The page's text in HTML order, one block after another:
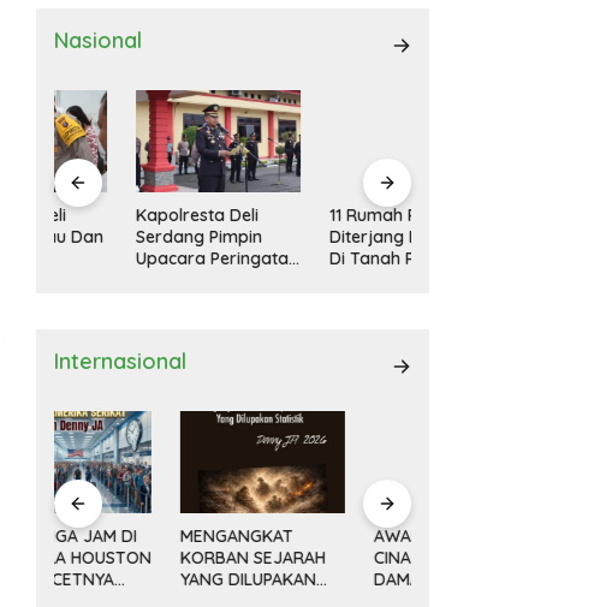
Nasional
Kapolresta Deli
Serdang Pimpin
Upacara Peringatan
11 Rumah Rusak
Diterjang Bandang
Di Tanah Pinem
Internasional
MENGANGKAT
KORBAN SEJARAH
YANG DILUPAKAN
AWAL KEMAJUAN
CINA DAN REVOLUSI
DAMAI DENG